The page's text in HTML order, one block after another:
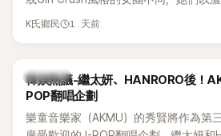
創Rap及成員親自參與創作為特色，MV
為第五代女團中極具辨識度的新生代代
K氏鄉民 1 天前
熱議討論
韓娛熱議-繼太妍、HANRORO後！
POP翻唱企劃
樂童音樂家（AKMU）的秀賢將作為第